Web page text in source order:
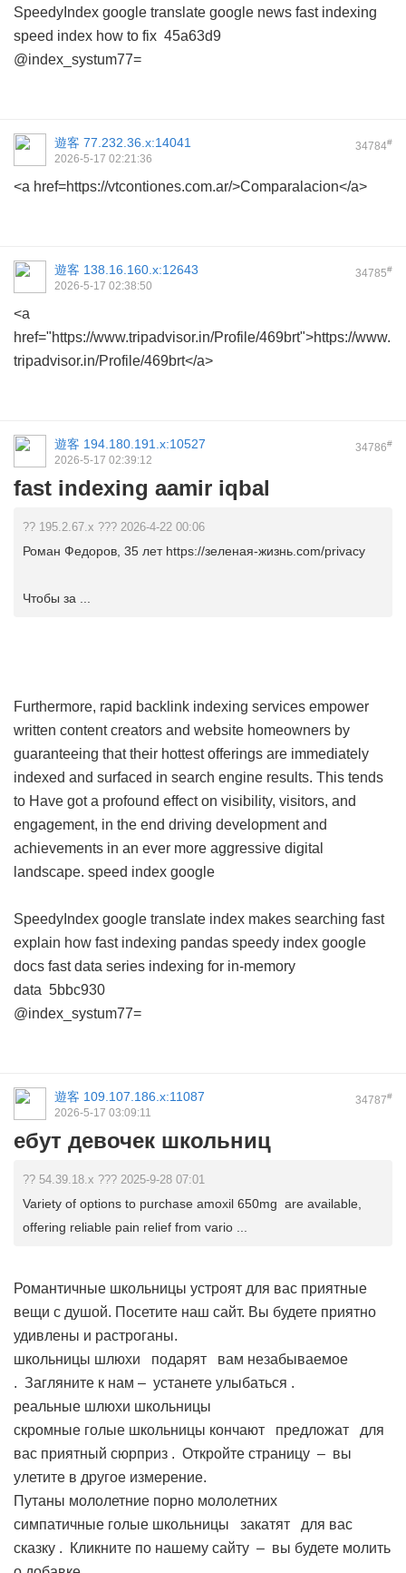
SpeedyIndex google translate google news fast indexing
speed index how to fix 45a63d9
@index_systum77=
34784#
遊客 77.232.36.x:14041
2026-5-17 02:21:36
<a href=https://vtcontiones.com.ar/>Comparalacion</a>
34785#
遊客 138.16.160.x:12643
2026-5-17 02:38:50
<a
href="https://www.tripadvisor.in/Profile/469brt">https://www.
tripadvisor.in/Profile/469brt</a>
34786#
遊客 194.180.191.x:10527
2026-5-17 02:39:12
fast indexing aamir iqbal
?? 195.2.67.x ??? 2026-4-22 00:06
Роман Федоров, 35 лет https://зеленая-жизнь.com/privacy
Чтобы за ...
Furthermore, rapid backlink indexing services empower
written content creators and website homeowners by
guaranteeing that their hottest offerings are immediately
indexed and surfaced in search engine results. This tends
to Have got a profound effect on visibility, visitors, and
engagement, in the end driving development and
achievements in an ever more aggressive digital
landscape. speed index google
SpeedyIndex google translate index makes searching fast
explain how fast indexing pandas speedy index google
docs fast data series indexing for in-memory
data 5bbc930
@index_systum77=
34787#
遊客 109.107.186.x:11087
2026-5-17 03:09:11
ебут девочек школьниц
?? 54.39.18.x ??? 2025-9-28 07:01
Variety of options to purchase amoxil 650mg are available,
offering reliable pain relief from vario ...
Романтичные школьницы устроят для вас приятные
вещи с душой. Посетите наш сайт. Вы будете приятно
удивлены и растроганы.
школьницы шлюхи
подарят вам незабываемое
. Загляните к нам – устанете улыбаться .
реальные шлюхи школьницы
скромные голые школьницы кончают
предложат для
вас приятный сюрприз . Откройте страницу – вы
улетите в другое измерение.
Путаны мололетние порно мололетних
симпатичные голые школьницы
закатят для вас
сказку . Кликните по нашему сайту – вы будете молить